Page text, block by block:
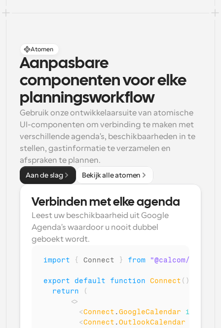
Atomen
Aanpasbare
componenten voor elke
planningsworkflow
Gebruik onze ontwikkelaarsuite van atomische
UI-componenten om verbinding te maken met
verschillende agenda's, beschikbaarheden in te
stellen, gastinformatie te verzamelen en
afspraken te plannen.
Aan de slag Bekijk alle atomen
Verbinden met elke agenda
Leest uw beschikbaarheid uit Google
Agenda's waardoor u nooit dubbel
geboekt wordt.
import { Connect } from "@calcom/atoms"
export default function Connect ( )
return
(
<>
<Connect .GoogleCalendar
<Connect .OutlookCalendar